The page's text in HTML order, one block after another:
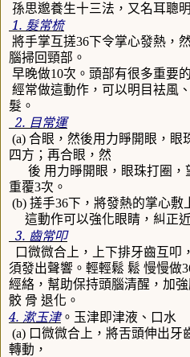
孫思邈養生十三法，又名耳聰
1. 髮常梳
將手掌互搓36下令掌心發熱，
腦掃回頸部。
早晚做10次。頭部有很多重要
經常做這動作，可以明目袪風
髮。
2. 目常運
(a) 合眼，然後用力睜開眼，眼
四方；再合眼，然
後 用力睜開眼，眼珠打圈，
重覆3次。
(b) 搓手36下，將發熱的掌心敷
這動作可以強化眼睛，糾正
3. 齒常叩
口微微合上，上下排牙齒互叩
須發出聲響。輕輕鬆 鬆 慢慢做
經絡，幫助保持頭腦清醒，加
骹 骨 退化。
4. 漱玉津。玉津即津液、口水
(a) 口微微合上，將舌頭伸出牙
轉動，